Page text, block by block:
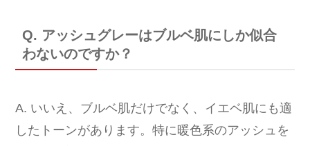
Q. アッシュグレーはブルベ肌にしか似合
わないのですか？
A. いいえ、ブルベ肌だけでなく、イエベ肌にも適
したトーンがあります。特に暖色系のアッシュを